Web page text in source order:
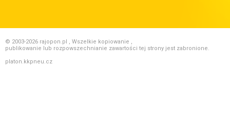
© 2003-2026 rajopon.pl , Wszelkie kopiowanie ,
publikowanie lub rozpowszechnianie zawartości tej strony jest zabronione.
platon.kkpneu.cz